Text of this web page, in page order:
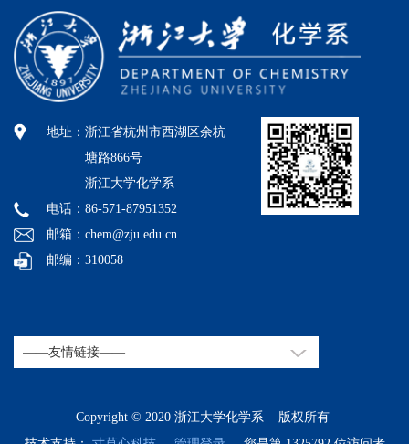
地址： 浙江省杭州市西湖区余杭
塘路866号
浙江大学化学系
电话：86-571-87951352
邮箱：chem@zju.edu.cn
邮编：310058
Copyright © 2020 浙江大学化学系 版权所有